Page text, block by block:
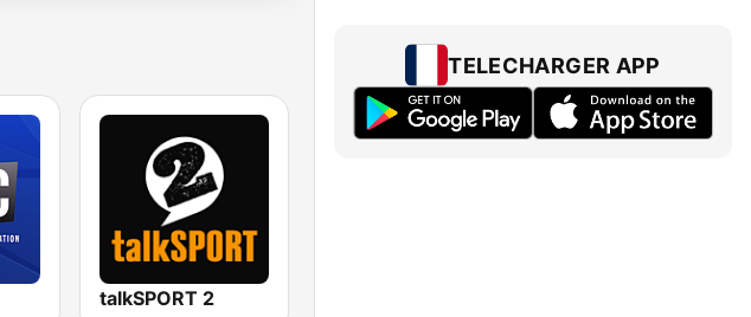
talkSPORT 2
TELECHARGER APP